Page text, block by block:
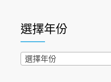
西園醫院55周年 7／10
熱血響應
2026-06-30
2022-02-17
過量維生素D和鈣恐罹
不怕補錯
選擇年份
選擇年份